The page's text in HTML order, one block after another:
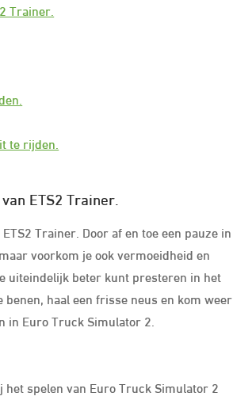
Trainer.
te rijden.
ETS2 Trainer.
Trainer. Door af en toe een pauze in
voorkom je ook vermoeidheid en
uiteindelijk beter kunt presteren in het
haal een frisse neus en kom weer
Euro Truck Simulator 2.
spelen van Euro Truck Simulator 2